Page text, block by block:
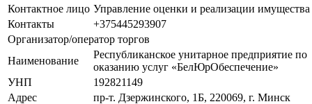
Контактное лицо Управление оценки и реализации имущества
Контакты
+375445293907
Организатор/оператор торгов
Наименование
Республиканское унитарное предприятие по
оказанию услуг «БелЮрОбеспечение»
УНП
192821149
Адрес
пр-т. Дзержинского, 1Б, 220069, г. Минск